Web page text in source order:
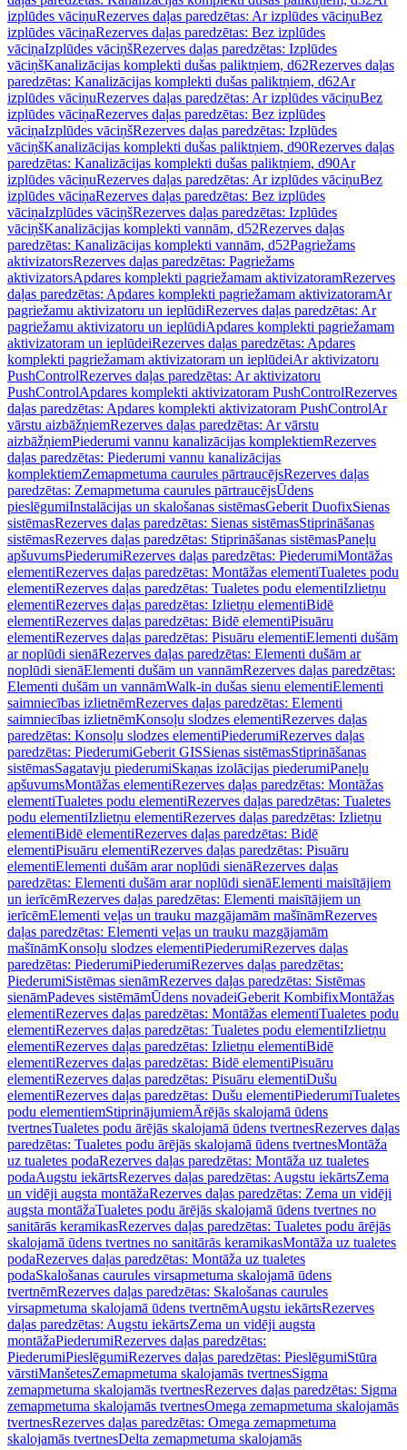
izplūdes vāciņuRezerves daļas paredzētas: Ar izplūdes vāciņuBez
izplūdes vāciņaRezerves daļas paredzētas: Bez izplūdes
vāciņaIzplūdes vāciņšRezerves daļas paredzētas: Izplūdes
vāciņšKanalizācijas komplekti dušas paliktņiem, d62Rezerves daļas
paredzētas: Kanalizācijas komplekti dušas paliktņiem, d62Ar
izplūdes vāciņuRezerves daļas paredzētas: Ar izplūdes vāciņuBez
izplūdes vāciņaRezerves daļas paredzētas: Bez izplūdes
vāciņaIzplūdes vāciņšRezerves daļas paredzētas: Izplūdes
vāciņšKanalizācijas komplekti dušas paliktņiem, d90Rezerves daļas
paredzētas: Kanalizācijas komplekti dušas paliktņiem, d90Ar
izplūdes vāciņuRezerves daļas paredzētas: Ar izplūdes vāciņuBez
izplūdes vāciņaRezerves daļas paredzētas: Bez izplūdes
vāciņaIzplūdes vāciņšRezerves daļas paredzētas: Izplūdes
vāciņšKanalizācijas komplekti vannām, d52Rezerves daļas
paredzētas: Kanalizācijas komplekti vannām, d52Pagriežams
aktivizatorsRezerves daļas paredzētas: Pagriežams
aktivizatorsApdares komplekti pagriežamam aktivizatoramRezerves
daļas paredzētas: Apdares komplekti pagriežamam aktivizatoramAr
pagriežamu aktivizatoru un ieplūdiRezerves daļas paredzētas: Ar
pagriežamu aktivizatoru un ieplūdiApdares komplekti pagriežamam
aktivizatoram un ieplūdeiRezerves daļas paredzētas: Apdares
komplekti pagriežamam aktivizatoram un ieplūdeiAr aktivizatoru
PushControlRezerves daļas paredzētas: Ar aktivizatoru
PushControlApdares komplekti aktivizatoram PushControlRezerves
daļas paredzētas: Apdares komplekti aktivizatoram PushControlAr
vārstu aizbāžņiemRezerves daļas paredzētas: Ar vārstu
aizbāžņiemPiederumi vannu kanalizācijas komplektiemRezerves
daļas paredzētas: Piederumi vannu kanalizācijas
komplektiemZemapmetuma caurules pārtraucējsRezerves daļas
paredzētas: Zemapmetuma caurules pārtraucējsŪdens
pieslēgumiInstalācijas un skalošanas sistēmasGeberit DuofixSienas
sistēmasRezerves daļas paredzētas: Sienas sistēmasStiprināšanas
sistēmasRezerves daļas paredzētas: Stiprināšanas sistēmasPaneļu
apšuvumsPiederumiRezerves daļas paredzētas: PiederumiMontāžas
elementiRezerves daļas paredzētas: Montāžas elementiTualetes podu
elementiRezerves daļas paredzētas: Tualetes podu elementiIzlietņu
elementiRezerves daļas paredzētas: Izlietņu elementiBidē
elementiRezerves daļas paredzētas: Bidē elementiPisuāru
elementiRezerves daļas paredzētas: Pisuāru elementiElementi dušām
ar noplūdi sienāRezerves daļas paredzētas: Elementi dušām ar
noplūdi sienāElementi dušām un vannāmRezerves daļas paredzētas:
Elementi dušām un vannāmWalk-in dušas sienu elementiElementi
saimniecības izlietnēmRezerves daļas paredzētas: Elementi
saimniecības izlietnēmKonsoļu slodzes elementiRezerves daļas
paredzētas: Konsoļu slodzes elementiPiederumiRezerves daļas
paredzētas: PiederumiGeberit GISSienas sistēmasStiprināšanas
sistēmasSagatavju piederumiSkaņas izolācijas piederumiPaneļu
apšuvumsMontāžas elementiRezerves daļas paredzētas: Montāžas
elementiTualetes podu elementiRezerves daļas paredzētas: Tualetes
podu elementiIzlietņu elementiRezerves daļas paredzētas: Izlietņu
elementiBidē elementiRezerves daļas paredzētas: Bidē
elementiPisuāru elementiRezerves daļas paredzētas: Pisuāru
elementiElementi dušām arar noplūdi sienāRezerves daļas
paredzētas: Elementi dušām arar noplūdi sienāElementi maisītājiem
un ierīcēmRezerves daļas paredzētas: Elementi maisītājiem un
ierīcēmElementi veļas un trauku mazgājamām mašīnāmRezerves
daļas paredzētas: Elementi veļas un trauku mazgājamām
mašīnāmKonsoļu slodzes elementiPiederumiRezerves daļas
paredzētas: PiederumiPiederumiRezerves daļas paredzētas:
PiederumiSistēmas sienāmRezerves daļas paredzētas: Sistēmas
sienāmPadeves sistēmāmŪdens novadeiGeberit KombifixMontāžas
elementiRezerves daļas paredzētas: Montāžas elementiTualetes podu
elementiRezerves daļas paredzētas: Tualetes podu elementiIzlietņu
elementiRezerves daļas paredzētas: Izlietņu elementiBidē
elementiRezerves daļas paredzētas: Bidē elementiPisuāru
elementiRezerves daļas paredzētas: Pisuāru elementiDušu
elementiRezerves daļas paredzētas: Dušu elementiPiederumiTualetes
podu elementiemStiprinājumiemĀrējās skalojamā ūdens
tvertnesTualetes podu ārējās skalojamā ūdens tvertnesRezerves daļas
paredzētas: Tualetes podu ārējās skalojamā ūdens tvertnesMontāža
uz tualetes podaRezerves daļas paredzētas: Montāža uz tualetes
podaAugstu iekārtsRezerves daļas paredzētas: Augstu iekārtsZema
un vidēji augsta montāžaRezerves daļas paredzētas: Zema un vidēji
augsta montāžaTualetes podu ārējās skalojamā ūdens tvertnes no
sanitārās keramikasRezerves daļas paredzētas: Tualetes podu ārējās
skalojamā ūdens tvertnes no sanitārās keramikasMontāža uz tualetes
podaRezerves daļas paredzētas: Montāža uz tualetes
podaSkalošanas caurules virsapmetuma skalojamā ūdens
tvertnēmRezerves daļas paredzētas: Skalošanas caurules
virsapmetuma skalojamā ūdens tvertnēmAugstu iekārtsRezerves
daļas paredzētas: Augstu iekārtsZema un vidēji augsta
montāžaPiederumiRezerves daļas paredzētas:
PiederumiPieslēgumiRezerves daļas paredzētas: PieslēgumiStūra
vārstiManšetesZemapmetuma skalojamās tvertnesSigma
zemapmetuma skalojamās tvertnesRezerves daļas paredzētas: Sigma
zemapmetuma skalojamās tvertnesOmega zemapmetuma skalojamās
tvertnesRezerves daļas paredzētas: Omega zemapmetuma
skalojamās tvertnesDelta zemapmetuma skalojamās